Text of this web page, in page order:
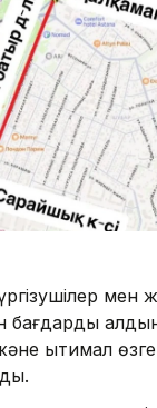
мен
бағдарды
ықтимал